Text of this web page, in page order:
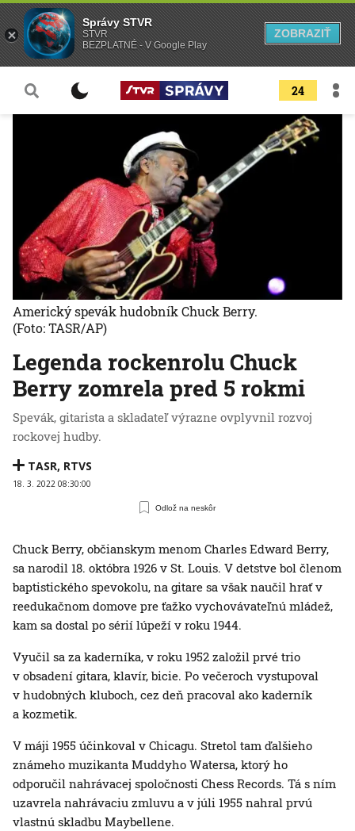
24
Legenda rockenrolu Chuck
Berry zomrela pred 5 rokmi
Spevák, gitarista a skladateľ výrazne ovplyvnil rozvoj
rockovej hudby.
TASR, RTVS
18. 3. 2022 08:30:00
Odlož na neskôr
Americký spevák hudobník Chuck Berry.
(Foto: TASR/AP)
Chuck Berry, občianskym menom Charles Edward Berry,
sa narodil 18. októbra 1926 v St. Louis. V detstve bol členom
baptistického spevokolu, na gitare sa však naučil hrať v
reedukačnom domove pre ťažko vychovávateľnú mládež,
kam sa dostal po sérií lúpeží v roku 1944.
Vyučil sa za kaderníka, v roku 1952 založil prvé trio
v obsadení gitara, klavír, bicie. Po večeroch vystupoval
v hudobných kluboch, cez deň pracoval ako kaderník
a kozmetik.
V máji 1955 účinkoval v Chicagu. Stretol tam ďalšieho
známeho muzikanta Muddyho Watersa, ktorý ho
odporučil nahrávacej spoločnosti Chess Records. Tá s ním
uzavrela nahrávaciu zmluvu a v júli 1955 nahral prvú
vlastnú skladbu Maybellene.
Správy STVR
STVR
BEZPLATNÉ - V Google Play
ZOBRAZIŤ